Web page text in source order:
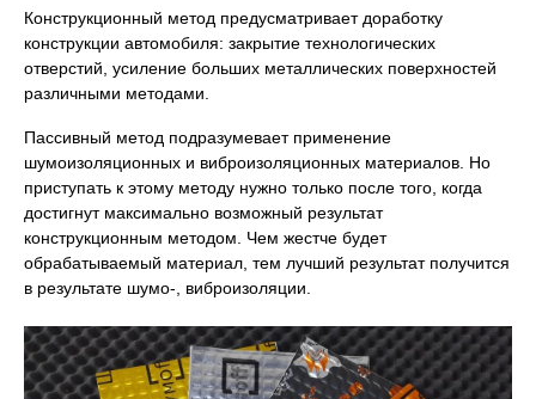
Конструкционный метод предусматривает доработку
конструкции автомобиля: закрытие технологических
отверстий, усиление больших металлических поверхностей
различными методами.
Пассивный метод подразумевает применение
шумоизоляционных и виброизоляционных материалов. Но
приступать к этому методу нужно только после того, когда
достигнут максимально возможный результат
конструкционным методом. Чем жестче будет
обрабатываемый материал, тем лучший результат получится
в результате шумо-, виброизоляции.